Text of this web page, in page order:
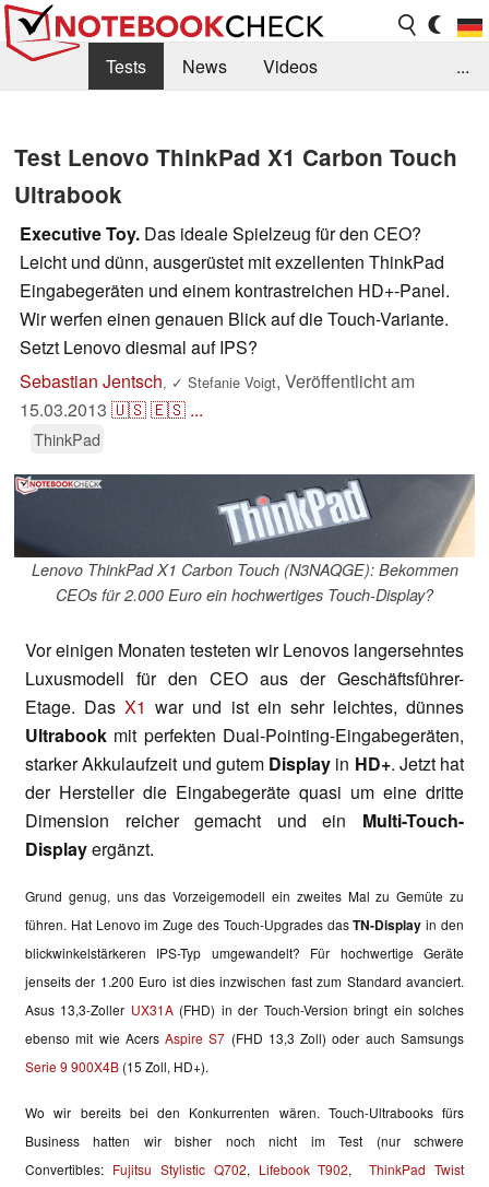
Tests News
Videos
Kaufberatung
Deals Suche
Jobs
Forum
...
Test Lenovo ThinkPad X1 Carbon Touch
Ultrabook
Executive Toy. Das ideale Spielzeug für den CEO?
Leicht und dünn, ausgerüstet mit exzellenten ThinkPad
Eingabegeräten und einem kontrastreichen HD+-Panel.
Wir werfen einen genauen Blick auf die Touch-Variante.
Setzt Lenovo diesmal auf IPS?
Sebastian Jentsch, ✓ Stefanie Voigt, Veröffentlicht am
15.03.2013 🇺🇸🇪🇸 ...
ThinkPad
Lenovo ThinkPad X1 Carbon Touch (N3NAQGE): Bekommen
CEOs für 2.000 Euro ein hochwertiges Touch-Display?
Vor einigen Monaten testeten wir Lenovos langersehntes
Luxusmodell für den CEO aus der Geschäftsführer-
Etage. DasX1 war und ist ein sehr leichtes, dünnes
Ultrabook mit perfekten Dual-Pointing-Eingabegeräten,
starker Akkulaufzeit und gutem Display in HD+. Jetzt hat
der Hersteller die Eingabegeräte quasi um eine dritte
Dimension reicher gemacht und ein Multi-Touch-
Displayergänzt.
Grund genug, uns das Vorzeigemodell ein zweites Mal zu Gemüte zu
führen. Hat Lenovo im Zuge des Touch-Upgrades dasTN-Display in den
blickwinkelstärkeren IPS-Typ umgewandelt? Für hochwertige Geräte
jenseits der 1.200 Euro ist dies inzwischen fast zum Standard avanciert.
Asus 13,3-Zoller UX31A(FHD) in der Touch-Version bringt ein solches
ebenso mit wie AcersAspire S7 (FHD 13,3 Zoll) oder auch Samsungs
Serie 9 900X4B (15 Zoll, HD+).
Wo wir bereits bei den Konkurrenten wären. Touch-Ultrabooks fürs
Business hatten wir bisher noch nicht im Test (nur schwere
Convertibles: Fujitsu Stylistic Q702, Lifebook T902,ThinkPad Twist